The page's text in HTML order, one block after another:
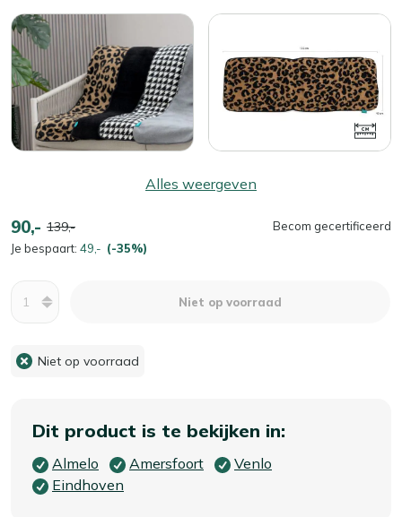
Alles weergeven
90,- 139,-
Je bespaart: 49,- (-35%)
Becom gecertificeerd
Niet op voorraad
Niet op voorraad
Dit product is te bekijken in:
Almelo Amersfoort
Venlo
Eindhoven